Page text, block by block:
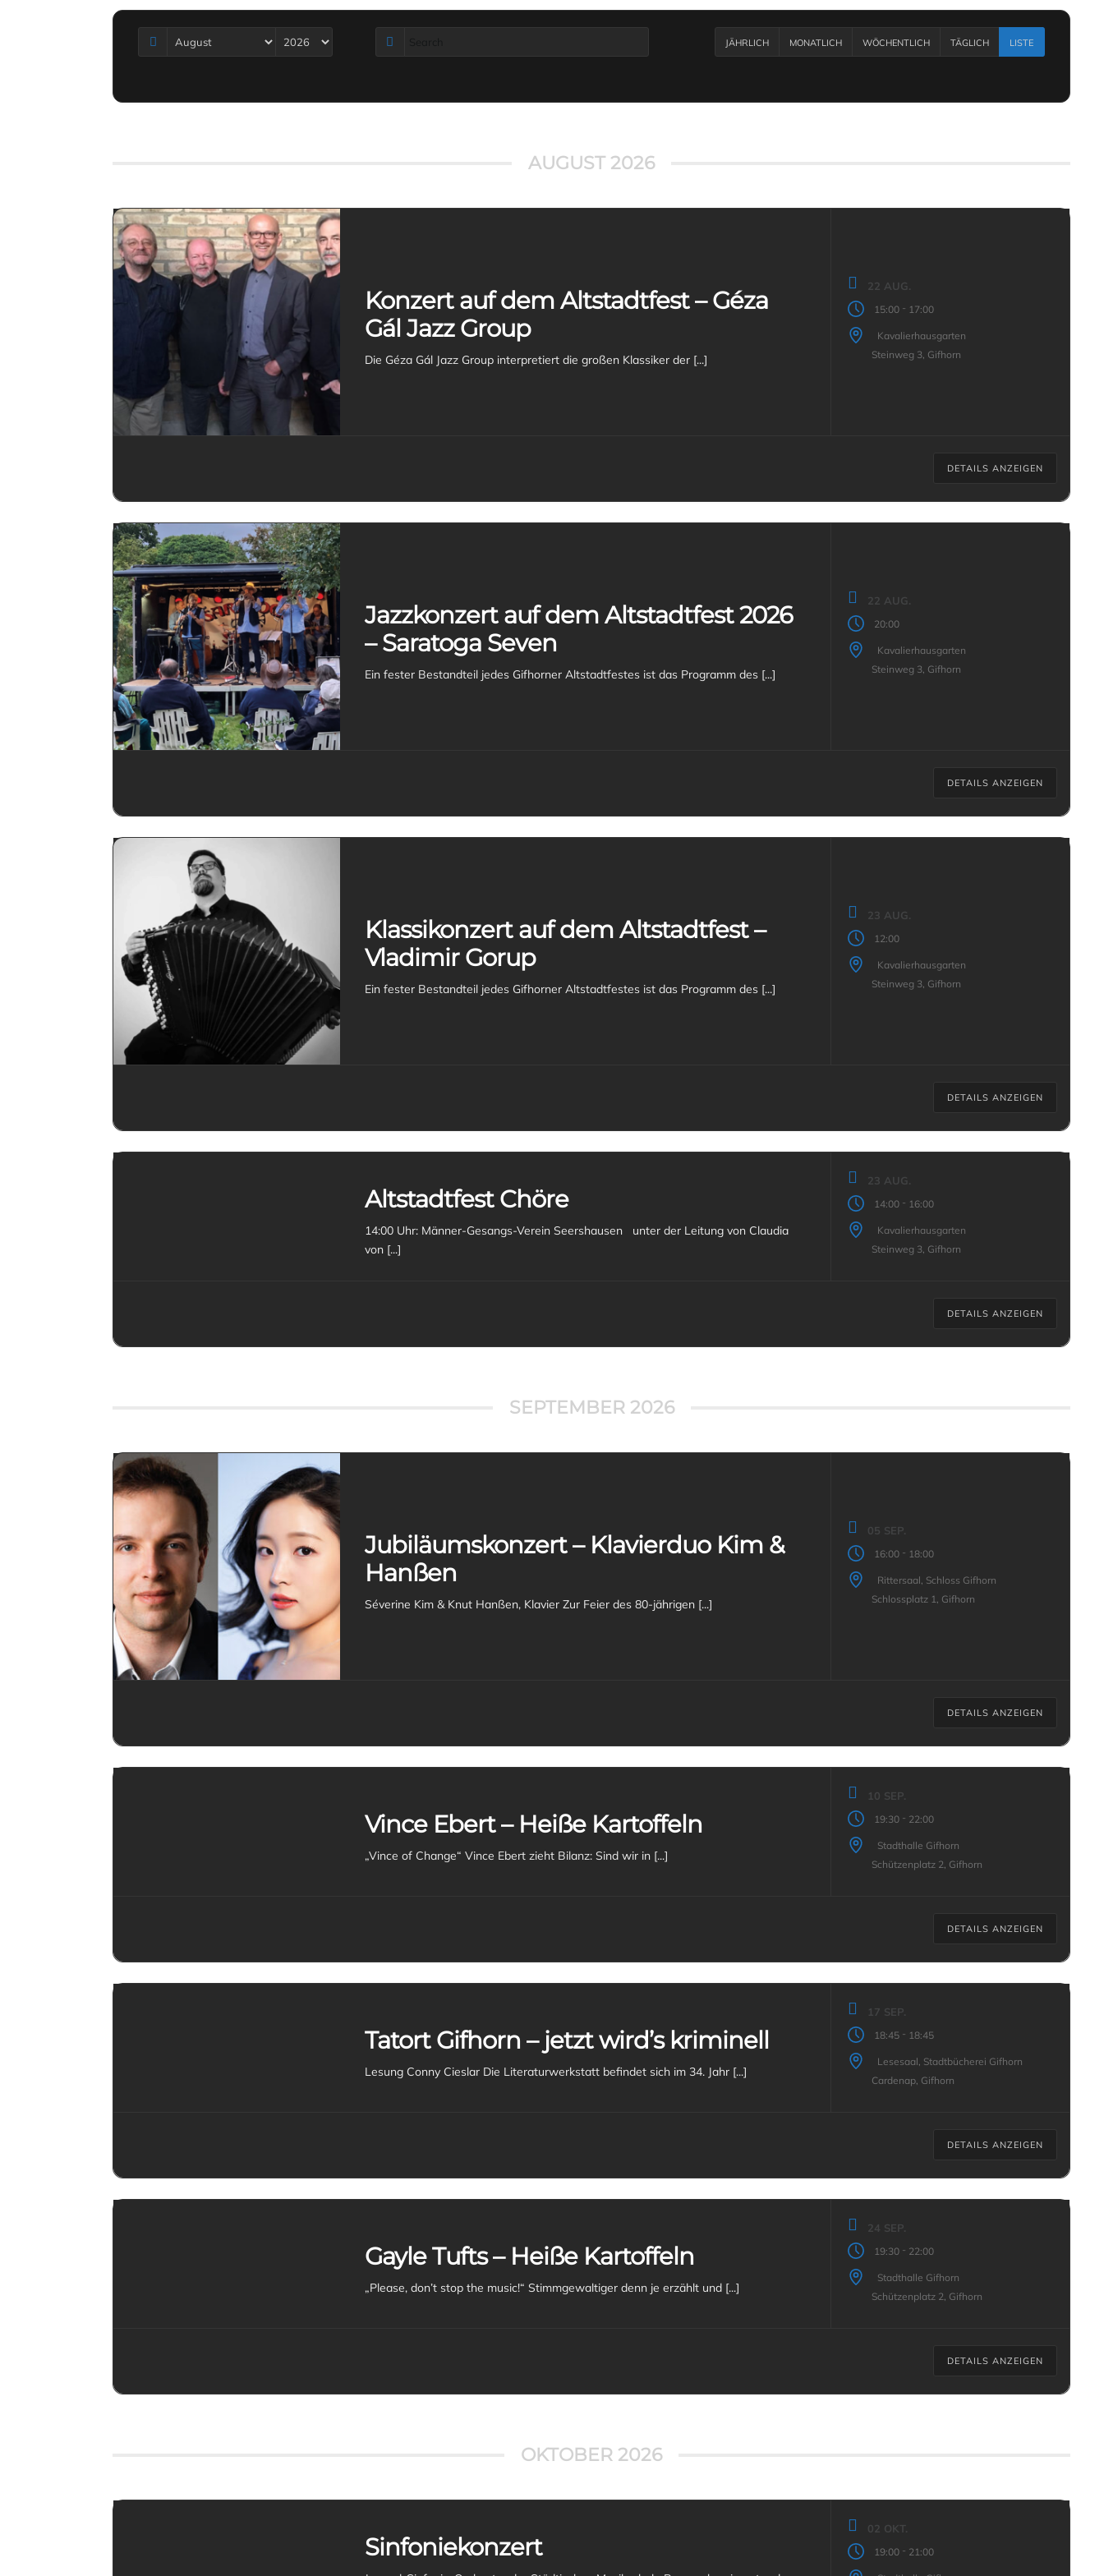
JÄHRLICH MONATLICH WÖCHENTLICH TÄGLICH LISTE
AUGUST 2026
Konzert auf dem Altstadtfest – Géza
Gál Jazz Group
Die Géza Gál Jazz Group interpretiert die großen Klassiker der [...]
22 AUG.
15:00 - 17:00
Kavalierhausgarten
Steinweg 3, Gifhorn
DETAILS ANZEIGEN
Jazzkonzert auf dem Altstadtfest 2026
– Saratoga Seven
Ein fester Bestandteil jedes Gifhorner Altstadtfestes ist das Programm des [...]
22 AUG.
20:00
Kavalierhausgarten
Steinweg 3, Gifhorn
DETAILS ANZEIGEN
Klassikonzert auf dem Altstadtfest –
Vladimir Gorup
Ein fester Bestandteil jedes Gifhorner Altstadtfestes ist das Programm des [...]
23 AUG.
12:00
Kavalierhausgarten
Steinweg 3, Gifhorn
DETAILS ANZEIGEN
Altstadtfest Chöre
14:00 Uhr: Männer-Gesangs-Verein Seershausen unter der Leitung von Claudia
von [...]
23 AUG.
14:00 - 16:00
Kavalierhausgarten
Steinweg 3, Gifhorn
DETAILS ANZEIGEN
SEPTEMBER 2026
Jubiläumskonzert – Klavierduo Kim &
Hanßen
Séverine Kim & Knut Hanßen, Klavier Zur Feier des 80-jährigen [...]
05 SEP.
16:00 - 18:00
Rittersaal, Schloss Gifhorn
Schlossplatz 1, Gifhorn
DETAILS ANZEIGEN
Vince Ebert – Heiße Kartoffeln
„Vince of Change“ Vince Ebert zieht Bilanz: Sind wir in [...]
10 SEP.
19:30 - 22:00
Stadthalle Gifhorn
Schützenplatz 2, Gifhorn
DETAILS ANZEIGEN
Tatort Gifhorn – jetzt wird’s kriminell
Lesung Conny Cieslar Die Literaturwerkstatt befindet sich im 34. Jahr [...]
17 SEP.
18:45 - 18:45
Lesesaal, Stadtbücherei Gifhorn
Cardenap, Gifhorn
DETAILS ANZEIGEN
Gayle Tufts – Heiße Kartoffeln
„Please, don’t stop the music!“ Stimmgewaltiger denn je erzählt und [...]
24 SEP.
19:30 - 22:00
Stadthalle Gifhorn
Schützenplatz 2, Gifhorn
DETAILS ANZEIGEN
OKTOBER 2026
Sinfoniekonzert
02 OKT.
19:00 - 21:00